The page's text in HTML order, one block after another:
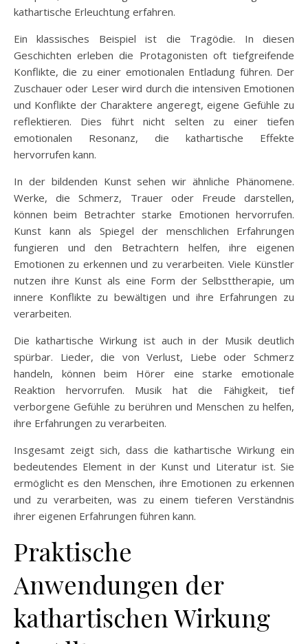
kathartische Erleuchtung erfahren.
Ein klassisches Beispiel ist die Tragödie. In diesen
Geschichten erleben die Protagonisten oft tiefgreifende
Konflikte, die zu einer emotionalen Entladung führen. Der
Zuschauer oder Leser wird durch die intensiven Emotionen
und Konflikte der Charaktere angeregt, eigene Gefühle zu
reflektieren. Dies führt nicht selten zu einer tiefen
emotionalen Resonanz, die kathartische Effekte
hervorrufen kann.
In der bildenden Kunst sehen wir ähnliche Phänomene.
Werke, die Schmerz, Trauer oder Freude darstellen,
können beim Betrachter starke Emotionen hervorrufen.
Kunst kann als Spiegel der menschlichen Erfahrungen
fungieren und den Betrachtern helfen, ihre eigenen
Emotionen zu erkennen und zu verarbeiten. Viele Künstler
nutzen ihre Kunst als eine Form der Selbsttherapie, um
innere Konflikte zu bewältigen und ihre Erfahrungen zu
verarbeiten.
Die kathartische Wirkung ist auch in der Musik deutlich
spürbar. Lieder, die von Verlust, Liebe oder Schmerz
handeln, können beim Hörer eine starke emotionale
Reaktion hervorrufen. Musik hat die Fähigkeit, tief
verborgene Gefühle zu berühren und Menschen zu helfen,
ihre Erfahrungen zu verarbeiten.
Insgesamt zeigt sich, dass die kathartische Wirkung ein
bedeutendes Element in der Kunst und Literatur ist. Sie
ermöglicht es den Menschen, ihre Emotionen zu erkennen
und zu verarbeiten, was zu einem tieferen Verständnis
ihrer eigenen Erfahrungen führen kann.
Praktische
Anwendungen der
kathartischen Wirkung